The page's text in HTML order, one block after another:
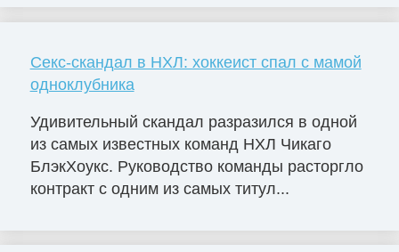
Секс-скандал в НХЛ: хоккеист спал с мамой
одноклубника
Удивительный скандал разразился в одной
из самых известных команд НХЛ Чикаго
БлэкХоукс. Руководство команды расторгло
контракт с одним из самых титул...